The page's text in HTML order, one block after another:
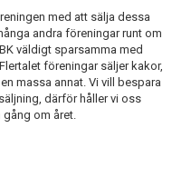
med att sälja dessa
andra föreningar runt om
väldigt sparsamma med
föreningar säljer kakor,
massa annat. Vi vill bespara
därför håller vi oss
gång om året.